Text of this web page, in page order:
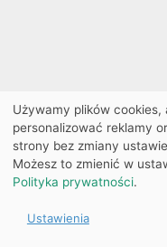
Używamy plików cookies,
personalizować reklamy
strony bez zmiany
Możesz to zmienić w
Polityka prywatności.
Ustawienia